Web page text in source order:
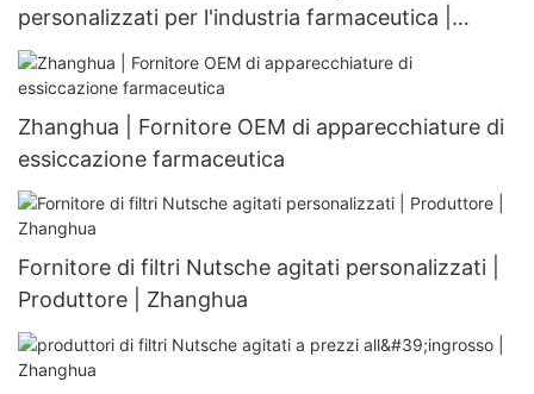
personalizzati per l'industria farmaceutica |
Zhanghua
Zhanghua | Fornitore OEM di apparecchiature di
essiccazione farmaceutica
Fornitore di filtri Nutsche agitati personalizzati |
Produttore | Zhanghua